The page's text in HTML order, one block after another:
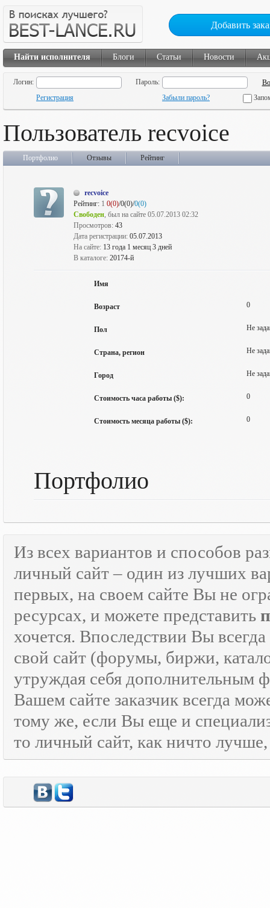
Добавить
Найти исполнителя Блоги Статьи Новости
Логин:
Пароль:
Регистрация
Забыли пароль?
Пользователь recvoice
Портфолио Отзывы Рейтинг
recvoice
Рейтинг: 1 0(0)/0(0)/0(0)
Свободен, был на сайте 05.07.2013 02:32
Просмотров: 43
Дата регистрации: 05.07.2013
На сайте: 13 года 1 месяц 3 дней
В каталоге: 20174-й
Имя
Возраст 0
Пол Не
Страна, регион Не
Город Не
Стоимость часа работы ($): 0
Стоимость месяца работы ($): 0
Портфолио
Из всех вариантов и способов
личный сайт – один из лучших
первых, на своем сайте Вы не
ресурсах, и можете представить
хочется. Впоследствии Вы
свой сайт (форумы, биржи,
утруждая себя дополнительным
Вашем сайте заказчик всегда
тому же, если Вы еще и
то личный сайт, как ничто